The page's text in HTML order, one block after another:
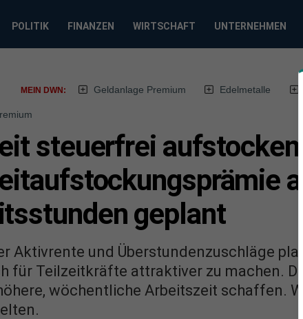
POLITIK FINANZEN WIRTSCHAFT UNTERNEHMEN
MEIN DWN: Geldanlage Premium Edelmetalle
steuerfrei
geplant
Aktivrente und Überstundenzuschläge
für Teilzeitkräfte attraktiver zu machen.
wöchentliche Arbeitszeit schaffen.